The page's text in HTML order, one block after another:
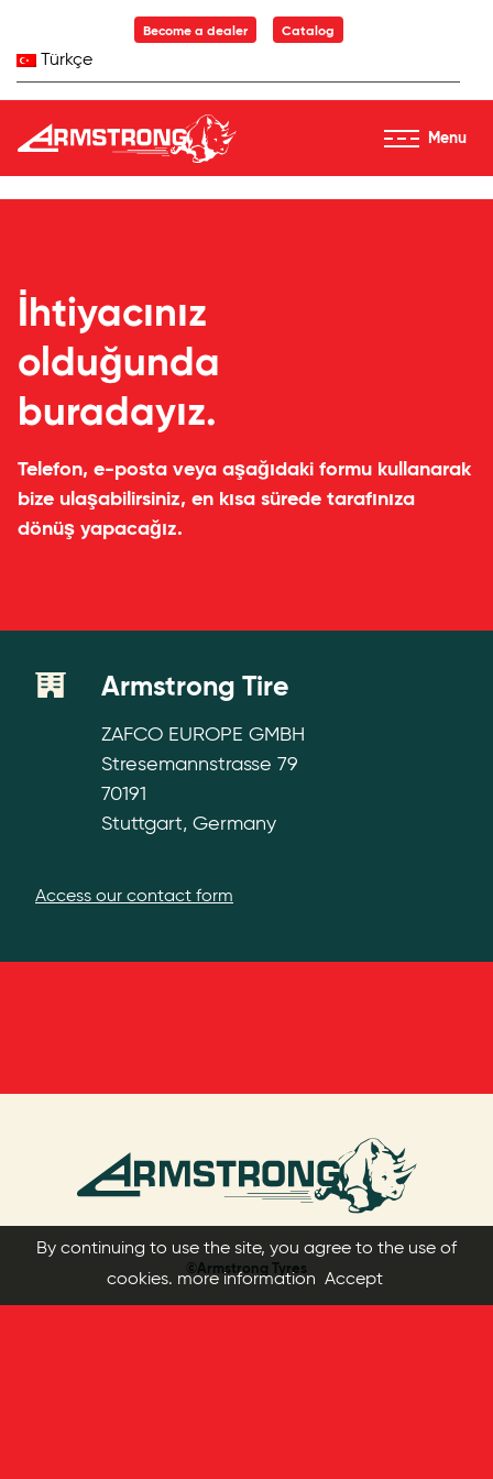
Skip to ContentBecome a dealer Catalog
Türkçe
Armstrong Tyres homepage
Menu
İhtiyacınız
olduğunda
buradayız.
Telefon, e-posta veya aşağıdaki formu kullanarak
bize ulaşabilirsiniz, en kısa sürede tarafınıza
dönüş yapacağız.
Contact Details
Armstrong Tire
ZAFCO EUROPE GMBH
Stresemannstrasse 79
70191
Stuttgart, Germany
Access our contact form
©Armstrong Tyres
By continuing to use the site, you agree to the use of
cookies. more information Accept